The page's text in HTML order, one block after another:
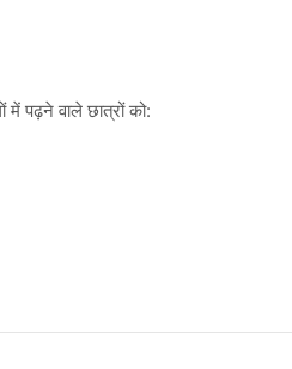
में पढ़ने वाले छात्रों को: